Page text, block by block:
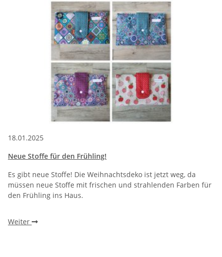
18.01.2025
Neue Stoffe für den Frühling!
Es gibt neue Stoffe! Die Weihnachtsdeko ist jetzt weg, da
müssen neue Stoffe mit frischen und strahlenden Farben für
den Frühling ins Haus.
Weiter